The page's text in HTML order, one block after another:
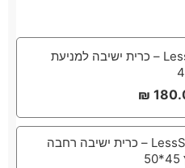
LessStress™ Daily – כרית ישיבה למניעת
₪
LessStress™ Comfort – כרית ישיבה רחבה